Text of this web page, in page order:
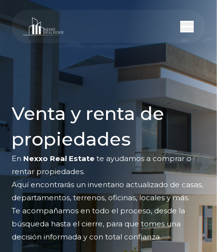
Venta y renta de
propiedades
En Nexxo Real Estate te ayudamos a comprar o
rentar propiedades.
Aquí encontrarás un inventario actualizado de casas,
departamentos, terrenos, oficinas, locales y más.
Te acompañamos en todo el proceso, desde la
búsqueda hasta el cierre, para que tomes una
decisión informada y con total confianza.